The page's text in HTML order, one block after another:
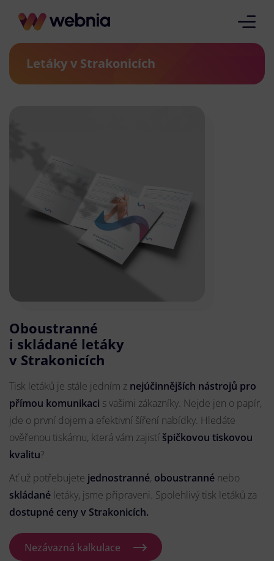
Letáky v Strakonicích
Oboustranné
i skládané letáky
v Strakonicích
Tisk letáků je stále jedním z nejúčinnějších nástrojů pro
přímou komunikaci s vašimi zákazníky. Nejde jen o papír,
jde o první dojem a efektivní šíření nabídky. Hledáte
ověřenou tiskárnu, která vám zajistí špičkovou tiskovou
kvalitu?
Ať už potřebujete jednostranné, oboustranné nebo
skládané letáky, jsme připraveni. Spolehlivý tisk letáků za
dostupné ceny v Strakonicích.
Nezávazná kalkulace